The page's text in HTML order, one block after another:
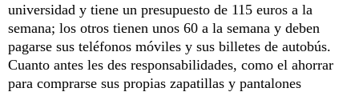
universidad y tiene un presupuesto de 115 euros a la
semana; los otros tienen unos 60 a la semana y deben
pagarse sus teléfonos móviles y sus billetes de autobús.
Cuanto antes les des responsabilidades, como el ahorrar
para comprarse sus propias zapatillas y pantalones